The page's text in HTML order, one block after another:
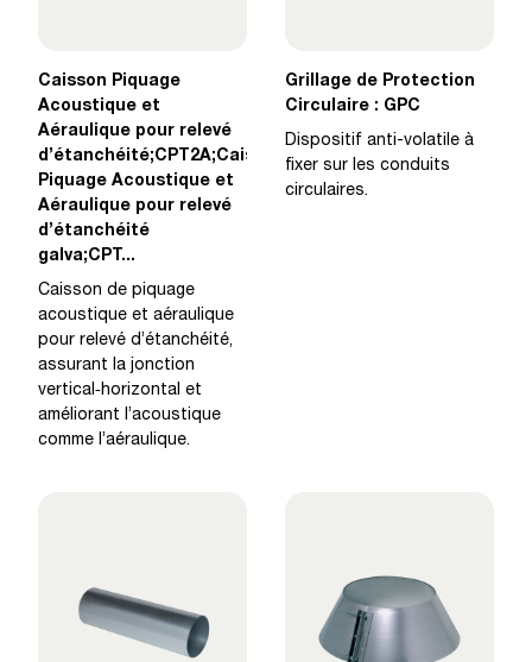
Caisson Piquage
Acoustique et
Aéraulique pour relevé
d’étanchéité;CPT2A;Caisson
Piquage Acoustique et
Aéraulique pour relevé
d’étanchéité
galva;CPT...
Caisson de piquage
acoustique et aéraulique
pour relevé d’étanchéité,
assurant la jonction
vertical‑horizontal et
améliorant l’acoustique
comme l’aéraulique.
Grillage de Protection
Circulaire : GPC
Dispositif anti-volatile à
fixer sur les conduits
circulaires.